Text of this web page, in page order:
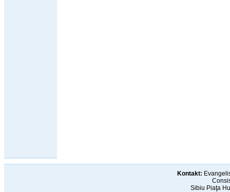
Kontakt:
Sibiu Piaţa